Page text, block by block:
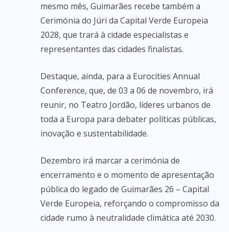
mesmo mês, Guimarães recebe também a
Cerimónia do Júri da Capital Verde Europeia
2028, que trará à cidade especialistas e
representantes das cidades finalistas.
Destaque, ainda, para a Eurocities Annual
Conference, que, de 03 a 06 de novembro, irá
reunir, no Teatro Jordão, líderes urbanos de
toda a Europa para debater políticas públicas,
inovação e sustentabilidade.
Dezembro irá marcar a cerimónia de
encerramento e o momento de apresentação
pública do legado de Guimarães 26 – Capital
Verde Europeia, reforçando o compromisso da
cidade rumo à neutralidade climática até 2030.